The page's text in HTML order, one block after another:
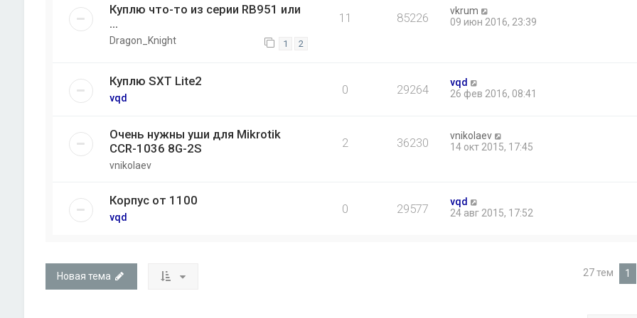
Куплю что-то из серии RB951 или
...
Dragon_Knight 1 2
11 85226
vkrum
09 июн 2016, 23:39
Куплю SXT Lite2
vqd
0 29264
vqd
26 фев 2016, 08:41
Очень нужны уши для Mikrotik
CCR-1036 8G-2S
vnikolaev
2 36230
vnikolaev
14 окт 2015, 17:45
Корпус от 1100
vqd
0 29577
vqd
24 авг 2015, 17:52
Новая тема 27 тем 1